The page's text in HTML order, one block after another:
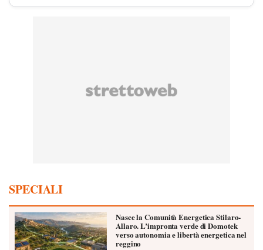
SPECIALI
Nasce la Comunità Energetica Stilaro-
Allaro. L’impronta verde di Domotek
verso autonomia e libertà energetica nel
reggino